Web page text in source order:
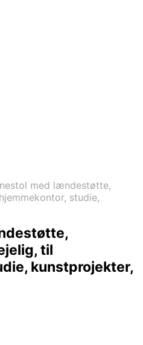
med lændestøtte,
studie,
til
kunstprojekter,